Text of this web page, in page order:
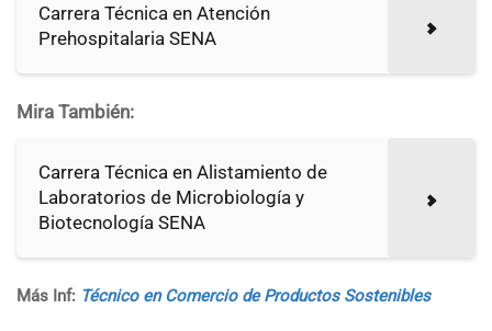
Carrera Técnica en Atención
Prehospitalaria SENA
Mira También:
Carrera Técnica en Alistamiento de
Laboratorios de Microbiología y
Biotecnología SENA
Más Inf: Técnico en Comercio de Productos Sostenibles